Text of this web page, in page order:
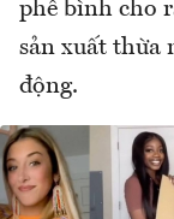
phê bình cho
sản xuất thừa
động.